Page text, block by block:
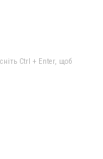
Ctrl + Enter, щоб